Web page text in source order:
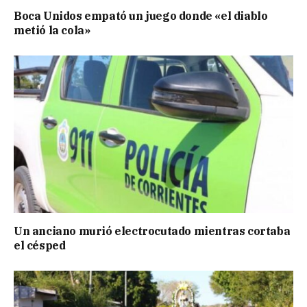
Boca Unidos empató un juego donde «el diablo
metió la cola»
Un anciano murió electrocutado mientras cortaba
el césped